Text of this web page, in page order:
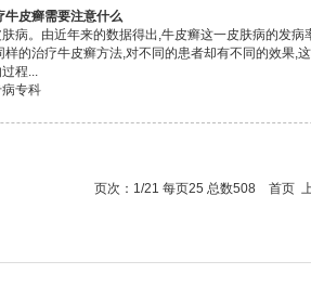
牛皮癣需要注意什么
病。由近年来的数据得出,牛皮癣这一皮肤病的发
样的治疗牛皮癣方法,对不同的患者却有不同的效果,
程...
专科
页次：1/21 每页25 总数508 首页